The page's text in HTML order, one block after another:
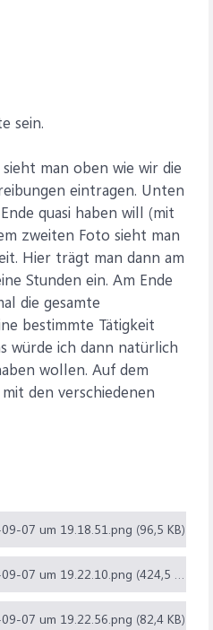
sein.
man oben wie wir die
eintragen. Unten
quasi haben will (mit
zweiten Foto sieht man
Hier trägt man dann am
Stunden ein. Am Ende
die gesamte
bestimmte Tätigkeit
würde ich dann natürlich
wollen. Auf dem
den verschiedenen
07 um 19.18.51.png (96,5 KB)
Bildschirm­foto 2023-09-07 um 19.22.10.png (424,5 KB)
07 um 19.22.56.png (82,4 KB)